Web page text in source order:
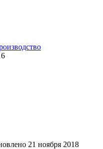
21 ноября 2018